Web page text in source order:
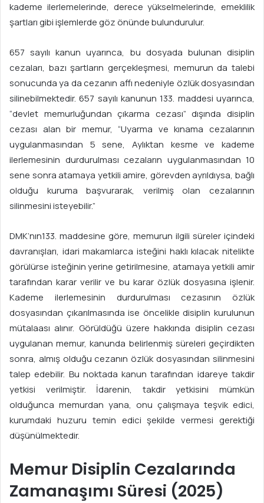
kademe ilerlemelerinde, derece yükselmelerinde, emeklilik
şartları gibi işlemlerde göz önünde bulundurulur.
657 sayılı kanun uyarınca, bu dosyada bulunan disiplin
cezaları, bazı şartların gerçekleşmesi, memurun da talebi
sonucunda ya da cezanın affı nedeniyle özlük dosyasından
silinebilmektedir. 657 sayılı kanunun 133. maddesi uyarınca,
“devlet memurluğundan çıkarma cezası” dışında disiplin
cezası alan bir memur, “Uyarma ve kınama cezalarının
uygulanmasından 5 sene, Aylıktan kesme ve kademe
ilerlemesinin durdurulması cezaların uygulanmasından 10
sene sonra atamaya yetkili amire, görevden ayrıldıysa, bağlı
olduğu kuruma başvurarak, verilmiş olan cezalarının
silinmesini isteyebilir.”
DMK’nın133. maddesine göre, memurun ilgili süreler içindeki
davranışları, idari makamlarca isteğini haklı kılacak nitelikte
görülürse isteğinin yerine getirilmesine, atamaya yetkili amir
tarafından karar verilir ve bu karar özlük dosyasına işlenir.
Kademe ilerlemesinin durdurulması cezasının özlük
dosyasından çıkarılmasında ise öncelikle disiplin kurulunun
mütalaası alınır. Görüldüğü üzere hakkında disiplin cezası
uygulanan memur, kanunda belirlenmiş süreleri geçirdikten
sonra, almış olduğu cezanın özlük dosyasından silinmesini
talep edebilir. Bu noktada kanun tarafından idareye takdir
yetkisi verilmiştir. İdarenin, takdir yetkisini mümkün
olduğunca memurdan yana, onu çalışmaya teşvik edici,
kurumdaki huzuru temin edici şekilde vermesi gerektiği
düşünülmektedir.
Memur Disiplin Cezalarında
Zamanaşımı Süresi (2025)